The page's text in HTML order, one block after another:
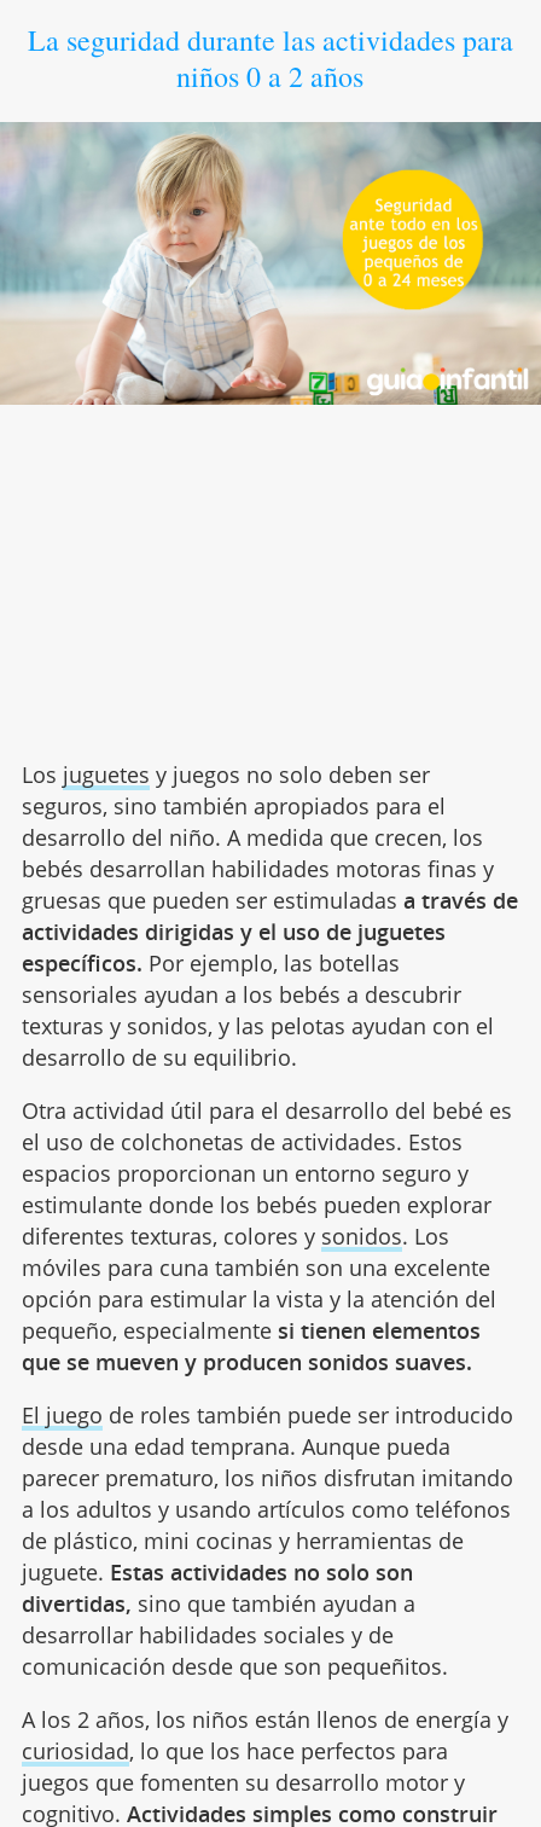
La seguridad durante las actividades para
niños 0 a 2 años
Los juguetes y juegos no solo deben ser
seguros, sino también apropiados para el
desarrollo del niño. A medida que crecen, los
bebés desarrollan habilidades motoras finas y
gruesas que pueden ser estimuladas a través de
actividades dirigidas y el uso de juguetes
específicos. Por ejemplo, las botellas
sensoriales ayudan a los bebés a descubrir
texturas y sonidos, y las pelotas ayudan con el
desarrollo de su equilibrio.
Otra actividad útil para el desarrollo del bebé es
el uso de colchonetas de actividades. Estos
espacios proporcionan un entorno seguro y
estimulante donde los bebés pueden explorar
diferentes texturas, colores y sonidos. Los
móviles para cuna también son una excelente
opción para estimular la vista y la atención del
pequeño, especialmente si tienen elementos
que se mueven y producen sonidos suaves.
El juego de roles también puede ser introducido
desde una edad temprana. Aunque pueda
parecer prematuro, los niños disfrutan imitando
a los adultos y usando artículos como teléfonos
de plástico, mini cocinas y herramientas de
juguete. Estas actividades no solo son
divertidas, sino que también ayudan a
desarrollar habilidades sociales y de
comunicación desde que son pequeñitos.
A los 2 años, los niños están llenos de energía y
curiosidad, lo que los hace perfectos para
juegos que fomenten su desarrollo motor y
cognitivo. Actividades simples como construir